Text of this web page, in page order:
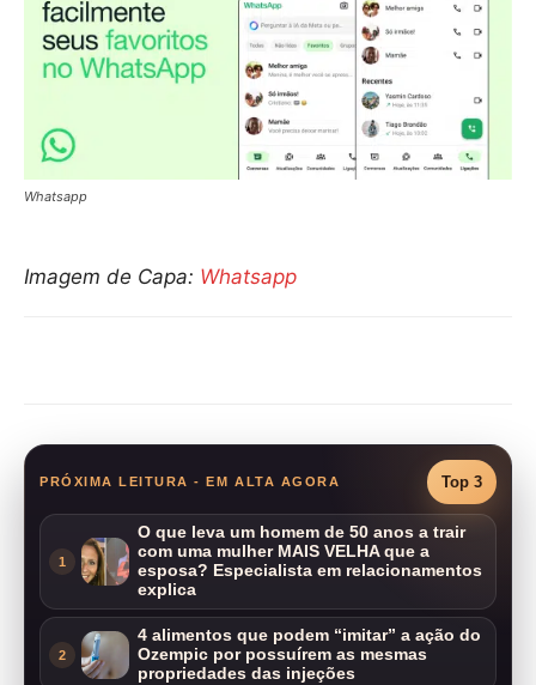
Whatsapp
Imagem de Capa: Whatsapp
PRÓXIMA LEITURA - EM ALTA AGORA Top 3
1
O que leva um homem de 50 anos a trair
com uma mulher MAIS VELHA que a
esposa? Especialista em relacionamentos
explica
2
4 alimentos que podem “imitar” a ação do
Ozempic por possuírem as mesmas
propriedades das injeções